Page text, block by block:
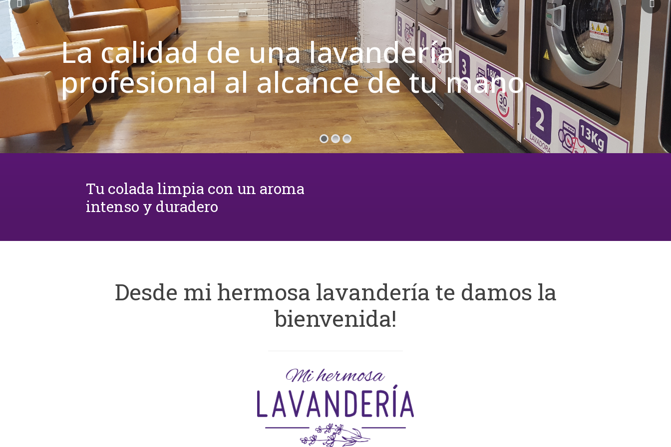
La calidad de una lavandería
profesional al alcance de tu mano
Tu colada limpia con un aroma
intenso y duradero
Desde mi hermosa lavandería te damos la
bienvenida!